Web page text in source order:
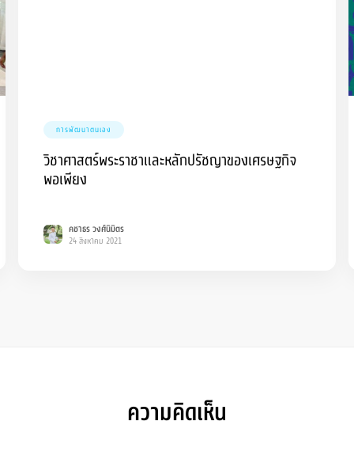
การพัฒนาตนเอง
วิชาศาสตร์พระราชาและหลักปรัชญาของเศรษฐกิจ
พอเพียง
คชาธร วงศ์นิมิตร
24 สิงหาคม 2021
ความคิดเห็น